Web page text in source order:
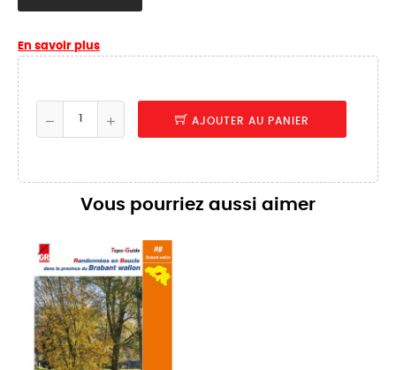
En savoir plus
AJOUTER AU PANIER
Vous pourriez aussi aimer